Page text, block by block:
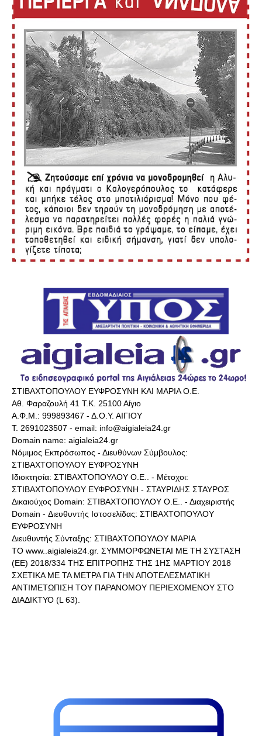
ΣΤΙΒΑΧΤΟΠΟΥΛΟΥ ΕΥΦΡΟΣΥΝΗ ΚΑΙ ΜΑΡΙΑ Ο.Ε.
Αθ. Φαραζουλή 41 Τ.Κ. 25100 Αίγιο
Α.Φ.Μ.: 999893467 - Δ.Ο.Υ. ΑΙΓΙΟΥ
Τ. 2691023507 - email: info@aigialeia24.gr
Domain name: aigialeia24.gr
Νόμιμος Εκπρόσωπος - Διευθύνων Σύμβουλος:
ΣΤΙΒΑΧΤΟΠΟΥΛΟΥ ΕΥΦΡΟΣΥΝΗ
Ιδιοκτησία: ΣΤΙΒΑΧΤΟΠΟΥΛΟΥ Ο.Ε.. - Μέτοχοι:
ΣΤΙΒΑΧΤΟΠΟΥΛΟΥ ΕΥΦΡΟΣΥΝΗ - ΣΤΑΥΡΙΔΗΣ ΣΤΑΥΡΟΣ
Δικαιούχος Domain: ΣΤΙΒΑΧΤΟΠΟΥΛΟΥ Ο.Ε.. - Διαχειριστής
Domain - Διευθυντής Ιστοσελίδας: ΣΤΙΒΑΧΤΟΠΟΥΛΟΥ
ΕΥΦΡΟΣΥΝΗ
Διευθυντής Σύνταξης: ΣΤΙΒΑΧΤΟΠΟΥΛΟΥ ΜΑΡΙΑ
ΤΟ www..aigialeia24.gr. ΣΥΜΜΟΡΦΩΝΕΤΑΙ ΜΕ ΤΗ ΣΥΣΤΑΣΗ
(ΕΕ) 2018/334 ΤΗΣ ΕΠΙΤΡΟΠΗΣ ΤΗΣ 1ΗΣ ΜΑΡΤΙΟΥ 2018
ΣΧΕΤΙΚΑ ΜΕ ΤΑ ΜΕΤΡΑ ΓΙΑ ΤΗΝ ΑΠΟΤΕΛΕΣΜΑΤΙΚΗ
ΑΝΤΙΜΕΤΩΠΙΣΗ ΤΟΥ ΠΑΡΑΝΟΜΟΥ ΠΕΡΙΕΧΟΜΕΝΟΥ ΣΤΟ
ΔΙΑΔΙΚΤΥΟ (L 63).